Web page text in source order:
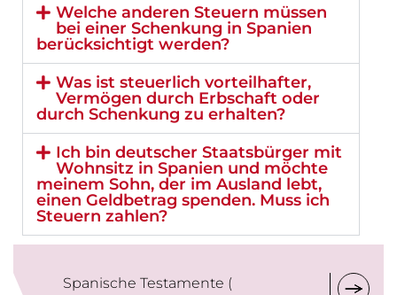
Welche anderen Steuern müssen
bei einer Schenkung in Spanien
berücksichtigt werden?
Was ist steuerlich vorteilhafter,
Vermögen durch Erbschaft oder
durch Schenkung zu erhalten?
Ich bin deutscher Staatsbürger mit
Wohnsitz in Spanien und möchte
meinem Sohn, der im Ausland lebt,
einen Geldbetrag spenden. Muss ich
Steuern zahlen?
Spanische Testamente (